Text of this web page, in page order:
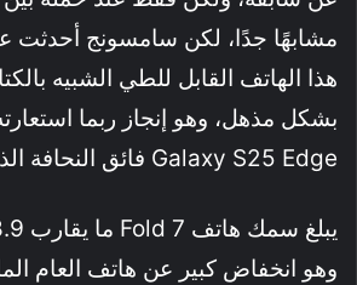
مشابهًا جدًا، لكن سامسونج أحدثت
هذا الهاتف القابل للطي الشبيه
بشكل مذهل، وهو إنجاز ربما
Galaxy S25 Edge فائق النحافة الذي صدر مؤخرًا.
وهو انخفاض كبير عن هاتف العام